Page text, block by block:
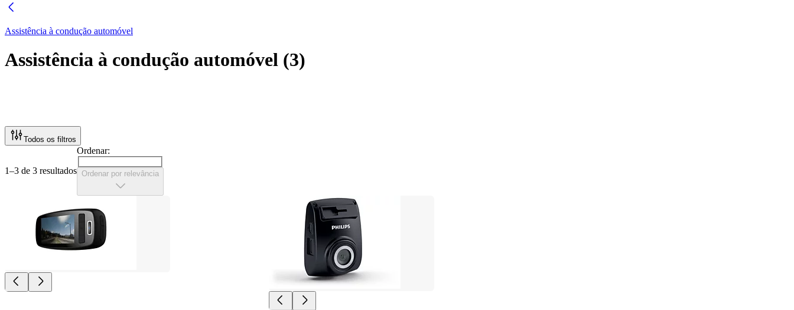
Assistência à condução automóvel
Assistência à condução automóvel (3)
Todos os filtros
1–3 de 3 resultados
Ordenar:
Ordenar por relevância